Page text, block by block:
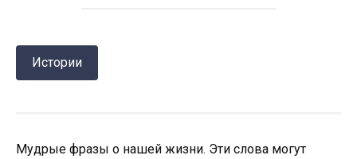
Истории
Мудрые фразы о нашей жизни. Эти слова могут